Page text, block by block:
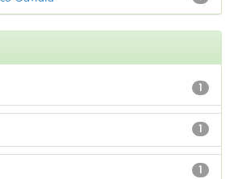
1
1
1